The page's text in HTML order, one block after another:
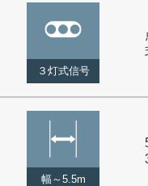
３灯式信号
幅～5.5m